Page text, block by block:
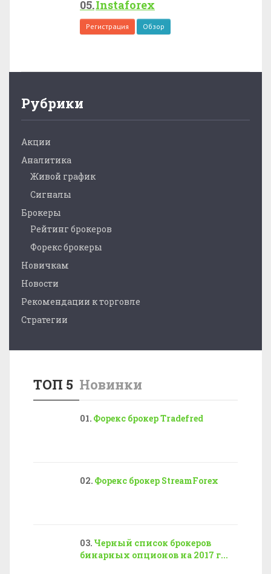
Instaforex
Регистрация Обзор
Рубрики
Акции
Аналитика
Живой график
Сигналы
Брокеры
Рейтинг брокеров
Форекс брокеры
Новичкам
Новости
Рекомендации к торговле
Стратегии
ТОП 5 Новинки
Форекс брокер Tradefred
Форекс брокер StreamForex
Черный список брокеров
бинарных опционов на 2017 г...